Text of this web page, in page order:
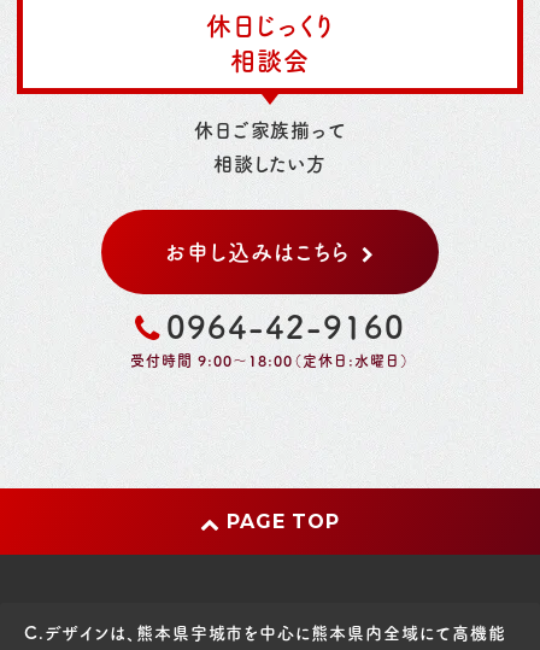
休日じっくり
相談会
休日ご家族揃って
相談したい方
お申し込みはこちら
0964-42-9160
受付時間 9:00～18:00（定休日:水曜日）
PAGE TOP
C.デザインは、熊本県宇城市を中心に熊本県内全域にて高機能